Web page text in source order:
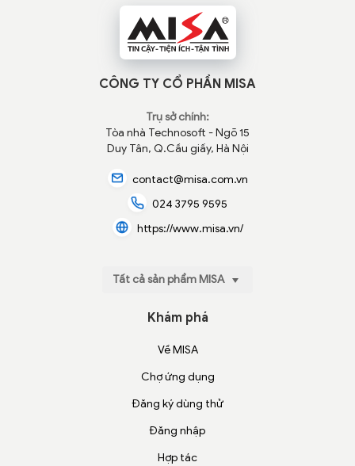
CÔNG TY CỔ PHẦN MISA
Trụ sở chính:
Tòa nhà Technosoft - Ngõ 15
Duy Tân, Q.Cầu giấy, Hà Nội
contact@misa.com.vn
024 3795 9595
https://www.misa.vn/
Tất cả sản phẩm MISA
Khám phá
Về MISA
Chợ ứng dụng
Đăng ký dùng thử
Đăng nhập
Hợp tác